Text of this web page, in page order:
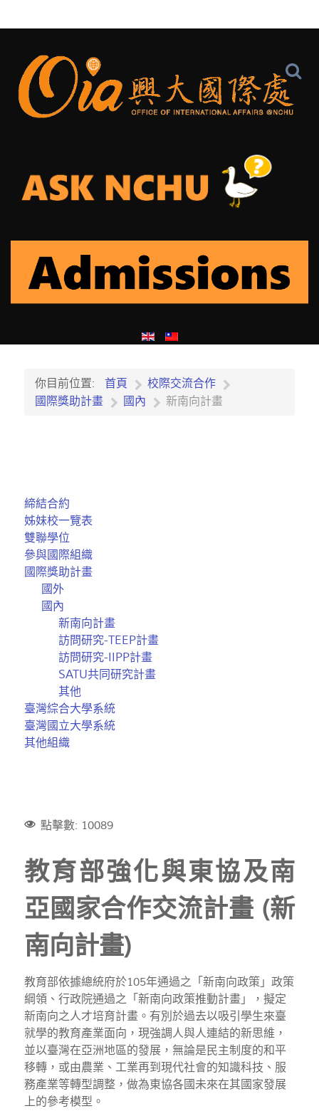
你目前位置: 首頁
校際交流合作
國際獎助計畫
國內 新南向計畫
締結合約
姊妹校一覽表
雙聯學位
參與國際組織
國際獎助計畫
國外
國內
新南向計畫
訪問研究-TEEP計畫
訪問研究-IIPP計畫
SATU共同研究計畫
其他
臺灣綜合大學系統
臺灣國立大學系統
其他組織
點擊數: 10089
教育部強化與東協及南
亞國家合作交流計畫 (新
南向計畫)
教育部依據總統府於105年通過之「新南向政策」政策
綱領、行政院通過之「新南向政策推動計畫」，擬定
新南向之人才培育計畫。有別於過去以吸引學生來臺
就學的教育產業面向，現強調人與人連結的新思維，
並以臺灣在亞洲地區的發展，無論是民主制度的和平
移轉，或由農業、工業再到現代社會的知識科技、服
務產業等轉型調整，做為東協各國未來在其國家發展
上的參考模型。